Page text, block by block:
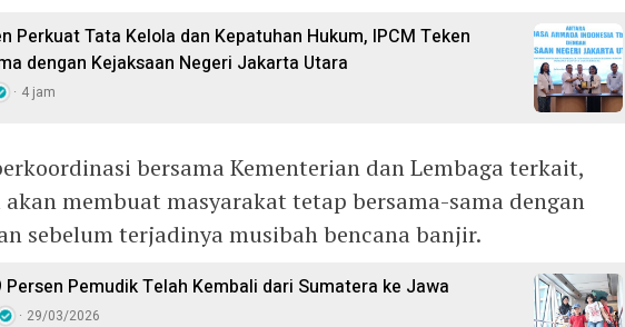
Perkuat Tata Kelola dan Kepatuhan Hukum, IPCM Teken
dengan Kejaksaan Negeri Jakarta Utara
4 jam
bersama Kementerian dan Lembaga terkait,
membuat masyarakat tetap bersama-sama dengan
sebelum terjadinya musibah bencana banjir.
Persen Pemudik Telah Kembali dari Sumatera ke Jawa
29/03/2026